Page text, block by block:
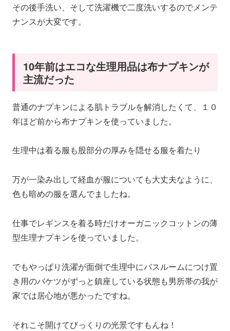
その後手洗い、そして洗濯機で二度洗いするのでメンテ
ナンスが大変です。
10年前はエコな生理用品は布ナプキンが
主流だった
普通のナプキンによる肌トラブルを解消したくて、１０
年ほど前から布ナプキンを使っていました。
生理中は着る服も股部分の厚みを隠せる服を着たり
万が一染み出して経血が服についても大丈夫なように、
色も暗めの服を選んでましたね。
仕事でレギンスを着る時だけオーガニックコットンの薄
型生理ナプキンを使っていました。
でもやっぱり洗濯が面倒で生理中にバスルームにつけ置
き用のバケツがずっと鎮座している状態も男所帯の我が
家では居心地が悪かったですね。
それこそ開けてびっくりの光景ですもんね！